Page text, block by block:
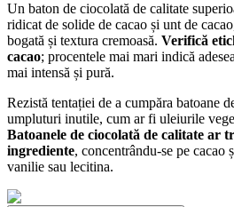
Un baton de ciocolată de calitate
ridicat de solide de cacao și unt de
bogată și textura cremoasă. Verifică
cacao; procentele mai mari indică
mai intensă și pură.
Rezistă tentației de a cumpăra batoane
umpluturi inutile, cum ar fi uleiurile
Batoanele de ciocolată de calitate ar
ingrediente, concentrându-se pe cacao
vanilie sau lecitina.